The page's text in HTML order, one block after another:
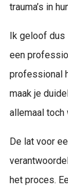
trauma’s in
Ik geloof dus
een
professional
maak je
allemaal toch
De lat voor
het proces.